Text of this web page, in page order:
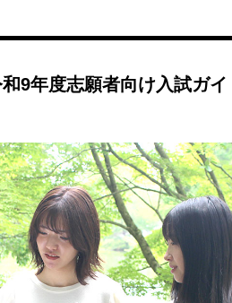
9年度志願者向け入試ガイ